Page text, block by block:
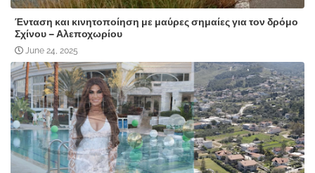
Ένταση και κινητοποίηση με μαύρες σημαίες για τον δρόμο
Σχίνου – Αλεποχωρίου
June 24, 2025